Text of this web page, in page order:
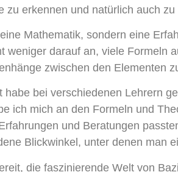
zu erkennen und natürlich auch zu
Mathematik, sondern eine
weniger darauf an, viele Formeln
zwischen den Elementen
habe bei verschiedenen Lehrern
ich mich an den Formeln und
und Beratungen
Blickwinkel, unter denen man
die faszinierende Welt von